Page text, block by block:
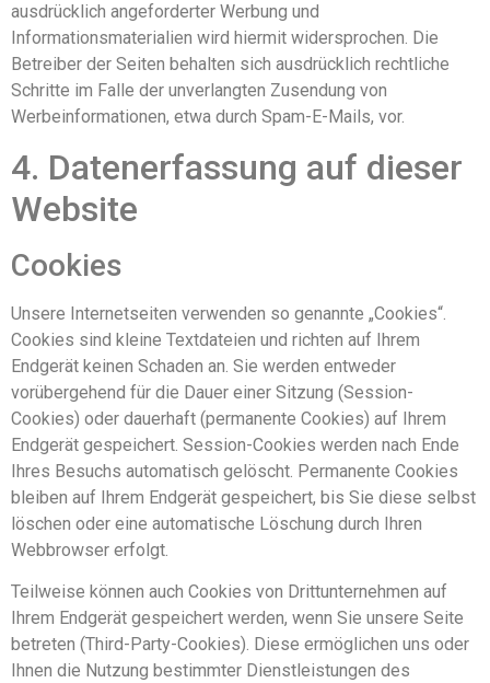
ausdrücklich angeforderter Werbung und
Informationsmaterialien wird hiermit widersprochen. Die
Betreiber der Seiten behalten sich ausdrücklich rechtliche
Schritte im Falle der unverlangten Zusendung von
Werbeinformationen, etwa durch Spam-E-Mails, vor.
4. Datenerfassung auf dieser
Website
Cookies
Unsere Internetseiten verwenden so genannte „Cookies“.
Cookies sind kleine Textdateien und richten auf Ihrem
Endgerät keinen Schaden an. Sie werden entweder
vorübergehend für die Dauer einer Sitzung (Session-
Cookies) oder dauerhaft (permanente Cookies) auf Ihrem
Endgerät gespeichert. Session-Cookies werden nach Ende
Ihres Besuchs automatisch gelöscht. Permanente Cookies
bleiben auf Ihrem Endgerät gespeichert, bis Sie diese selbst
löschen oder eine automatische Löschung durch Ihren
Webbrowser erfolgt.
Teilweise können auch Cookies von Drittunternehmen auf
Ihrem Endgerät gespeichert werden, wenn Sie unsere Seite
betreten (Third-Party-Cookies). Diese ermöglichen uns oder
Ihnen die Nutzung bestimmter Dienstleistungen des